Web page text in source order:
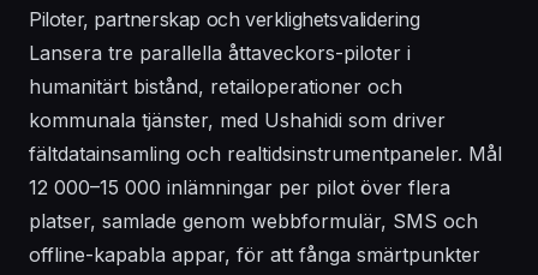
Piloter, partnerskap och verklighetsvalidering
Lansera tre parallella åttaveckors-piloter i
humanitärt bistånd, retailoperationer och
kommunala tjänster, med Ushahidi som driver
fältdatainsamling och realtidsinstrumentpaneler. Mål
12 000–15 000 inlämningar per pilot över flera
platser, samlade genom webbformulär, SMS och
offline-kapabla appar, för att fånga smärtpunkter